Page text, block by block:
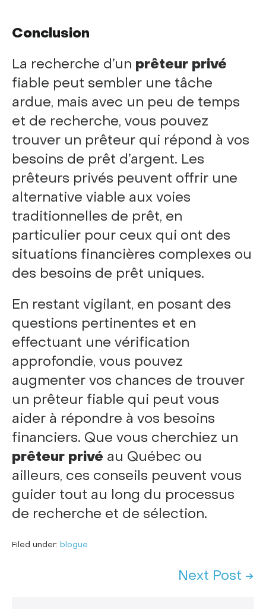
Conclusion
La recherche d’un prêteur privé
fiable peut sembler une tâche
ardue, mais avec un peu de temps
et de recherche, vous pouvez
trouver un prêteur qui répond à vos
besoins de prêt d’argent. Les
prêteurs privés peuvent offrir une
alternative viable aux voies
traditionnelles de prêt, en
particulier pour ceux qui ont des
situations financières complexes ou
des besoins de prêt uniques.
En restant vigilant, en posant des
questions pertinentes et en
effectuant une vérification
approfondie, vous pouvez
augmenter vos chances de trouver
un prêteur fiable qui peut vous
aider à répondre à vos besoins
financiers. Que vous cherchiez un
prêteur privé au Québec ou
ailleurs, ces conseils peuvent vous
guider tout au long du processus
de recherche et de sélection.
Filed under: blogue
Next Post →